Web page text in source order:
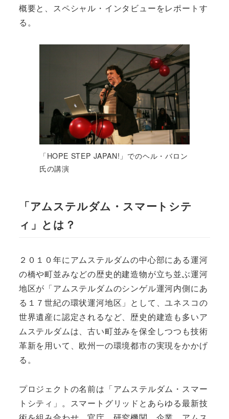
概要と、スペシャル・インタビューをレポートす
る。
「HOPE STEP JAPAN!」でのヘル・バロン
氏の講演
「アムステルダム・スマートシテ
ィ」とは？
２０１０年にアムステルダムの中心部にある運河
の橋や町並みなどの歴史的建造物が立ち並ぶ運河
地区が「アムステルダムのシンゲル運河内側にあ
る１７世紀の環状運河地区」として、ユネスコの
世界遺産に認定されるなど、歴史的建造も多いア
ムステルダムは、古い町並みを保全しつつも技術
革新を用いて、欧州一の環境都市の実現をかかげ
る。
プロジェクトの名前は「アムステルダム・スマー
トシティ」。スマートグリッドとあらゆる最新技